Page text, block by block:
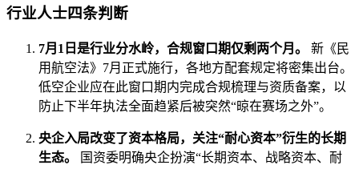
行业人士四条判断
7月1日是行业分水岭，合规窗口期仅剩两个月。
新《民
用航空法》7月正式施行，各地方配套规定将密集出台。
低空企业应在此窗口期内完成合规梳理与资质备案，以
防止下半年执法全面趋紧后被突然“晾在赛场之外”。
央企入局改变了资本格局，关注“耐心资本”衍生的长期
生态。
国资委明确央企扮演“长期资本、战略资本、耐